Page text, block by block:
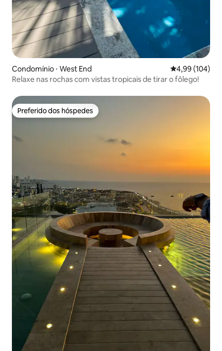
Condomínio ⋅ West End 4,99 de uma
4,99 (104)
Relaxe nas rochas com vistas tropicais de tirar o fôlego!
Preferido dos hóspedes
Preferido dos hóspedes